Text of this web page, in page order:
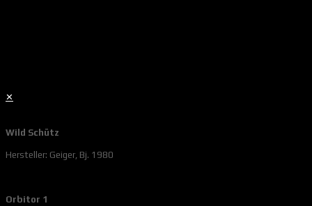
✕
Wild Schütz
Hersteller: Geiger, Bj. 1980
Orbitor 1